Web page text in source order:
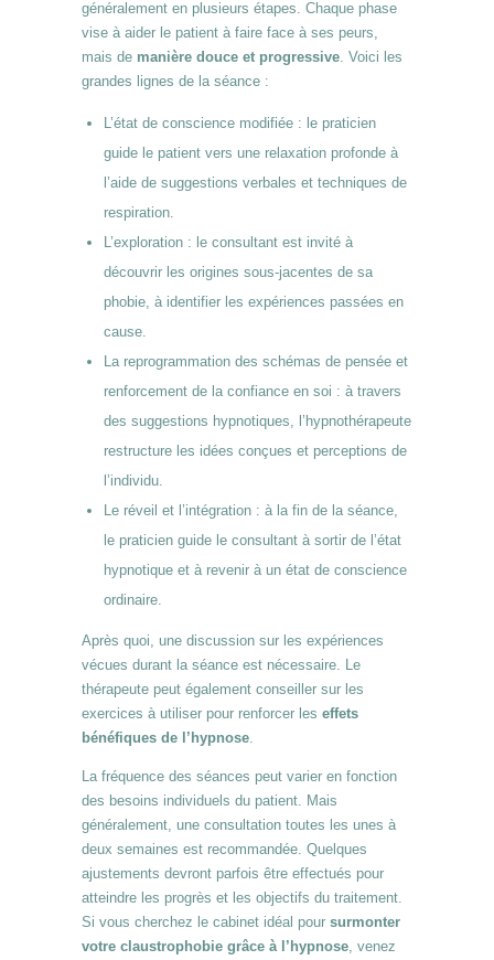
généralement en plusieurs étapes. Chaque phase
vise à aider le patient à faire face à ses peurs,
mais de manière douce et progressive. Voici les
grandes lignes de la séance :
L’état de conscience modifiée : le praticien
guide le patient vers une relaxation profonde à
l’aide de suggestions verbales et techniques de
respiration.
L’exploration : le consultant est invité à
découvrir les origines sous-jacentes de sa
phobie, à identifier les expériences passées en
cause.
La reprogrammation des schémas de pensée et
renforcement de la confiance en soi : à travers
des suggestions hypnotiques, l’hypnothérapeute
restructure les idées conçues et perceptions de
l’individu.
Le réveil et l’intégration : à la fin de la séance,
le praticien guide le consultant à sortir de l’état
hypnotique et à revenir à un état de conscience
ordinaire.
Après quoi, une discussion sur les expériences
vécues durant la séance est nécessaire. Le
thérapeute peut également conseiller sur les
exercices à utiliser pour renforcer les effets
bénéfiques de l’hypnose.
La fréquence des séances peut varier en fonction
des besoins individuels du patient. Mais
généralement, une consultation toutes les unes à
deux semaines est recommandée. Quelques
ajustements devront parfois être effectués pour
atteindre les progrès et les objectifs du traitement.
Si vous cherchez le cabinet idéal pour surmonter
votre claustrophobie grâce à l’hypnose, venez